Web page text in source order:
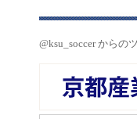
@ksu_soccer からの